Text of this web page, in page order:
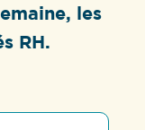
les
RH.